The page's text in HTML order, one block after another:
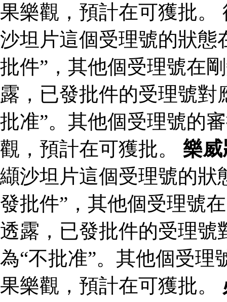
果樂觀，預計在可獲批。
沙坦片這個受理號的狀態
批件”，其他個受理號在
露，已發批件的受理號對
批准”。其他個受理號的
觀，預計在可獲批。 樂威
纈沙坦片這個受理號的狀
發批件”，其他個受理號
透露，已發批件的受理號
為“不批准”。其他個受理
果樂觀，預計在可獲批。